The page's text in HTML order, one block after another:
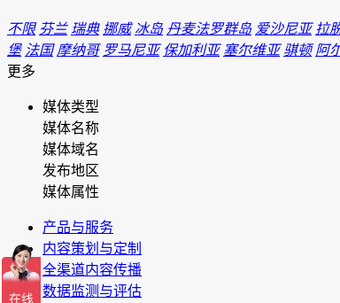
不限 芬兰 瑞典 挪威 冰岛 丹麦法罗群岛 爱沙尼亚 拉
堡 法国 摩纳哥 罗马尼亚 保加利亚 塞尔维亚 骐顿 阿
更多
媒体类型
媒体名称
媒体域名
发布地区
媒体属性
产品与服务
内容策划与定制
全渠道内容传播
数据监测与评估